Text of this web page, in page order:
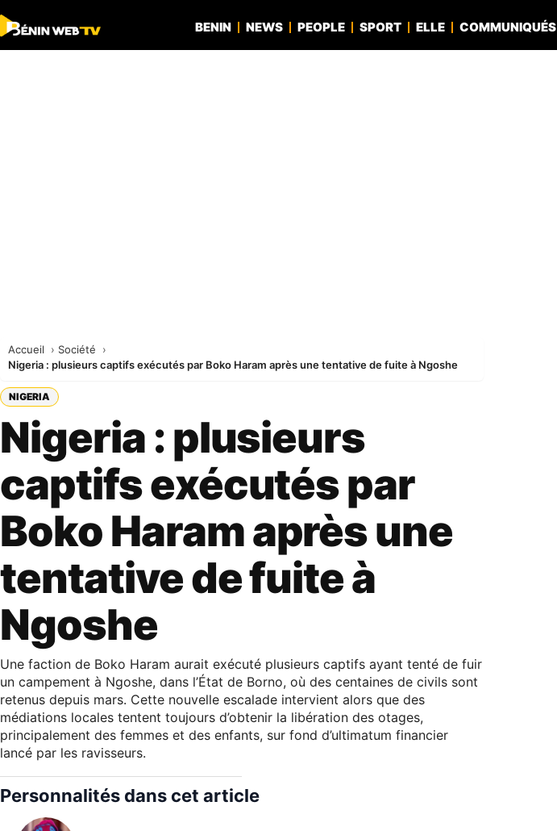
BENIN NEWS PEOPLE SPORT ELLE COMMUNIQUÉS
Accueil
Société
Nigeria : plusieurs captifs exécutés par Boko Haram après une tentative de fuite à Ngoshe
NIGERIA
Nigeria : plusieurs
captifs exécutés par
Boko Haram après une
tentative de fuite à
Ngoshe
Une faction de Boko Haram aurait exécuté plusieurs captifs ayant tenté de fuir
un campement à Ngoshe, dans l’État de Borno, où des centaines de civils sont
retenus depuis mars. Cette nouvelle escalade intervient alors que des
médiations locales tentent toujours d’obtenir la libération des otages,
principalement des femmes et des enfants, sur fond d’ultimatum financier
lancé par les ravisseurs.
Personnalités dans cet article